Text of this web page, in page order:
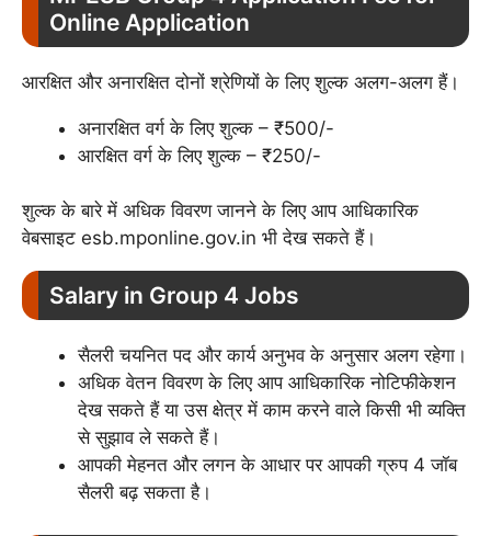
Online Application
आरक्षित और अनारक्षित दोनों श्रेणियों के लिए शुल्क अलग-अलग हैं।
अनारक्षित वर्ग के लिए शुल्क – ₹500/-
आरक्षित वर्ग के लिए शुल्क – ₹250/-
शुल्क के बारे में अधिक विवरण जानने के लिए आप आधिकारिक
वेबसाइट esb.mponline.gov.in भी देख सकते हैं।
Salary in Group 4 Jobs
सैलरी चयनित पद और कार्य अनुभव के अनुसार अलग रहेगा।
अधिक वेतन विवरण के लिए आप आधिकारिक नोटिफीकेशन
देख सकते हैं या उस क्षेत्र में काम करने वाले किसी भी व्यक्ति
से सुझाव ले सकते हैं।
आपकी मेहनत और लगन के आधार पर आपकी ग्रुप 4 जॉब
सैलरी बढ़ सकता है।